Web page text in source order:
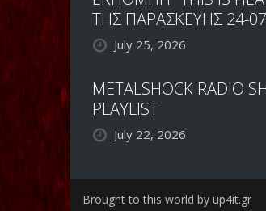
ΤΗΣ ΠΑΡΑΣΚΕΥΗΣ 24-
July 25, 2026
METALSHOCK RADIO
PLAYLIST
July 22, 2026
Brought to this world by up4it.gr